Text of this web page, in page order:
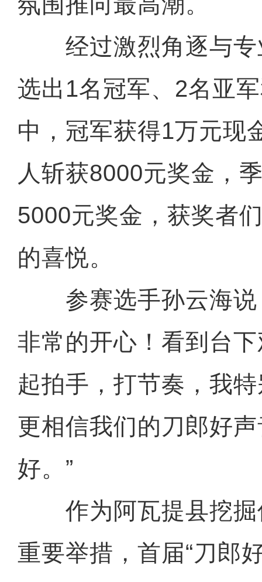
经过激烈角逐与专
选出1名冠军、2名亚
中，冠军获得1万元现
人斩获8000元奖金，
5000元奖金，获奖者
的喜悦。
参赛选手孙云海说
非常的开心！看到台
起拍手，打节奏，我
更相信我们的刀郎好
好。”
作为阿瓦提县挖掘
重要举措，首届“刀郎